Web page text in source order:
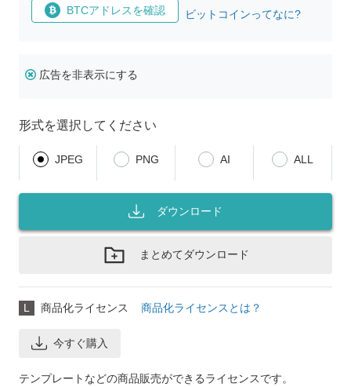
BTCアドレスを確認 ビットコインってなに?
広告を非表示にする
形式を選択してください
JPEG PNG AI ALL
ダウンロード
まとめてダウンロード
L 商品化ライセンス 商品化ライセンスとは？
今すぐ購入
テンプレートなどの商品販売ができるライセンスです。